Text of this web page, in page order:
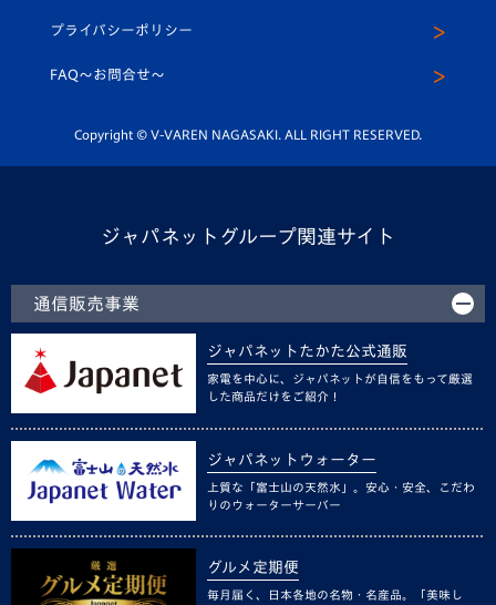
平和祈念活動
ホームタウン活動
スクール
公式LINE＠
プライバシーポリシー
FAQ〜お問合せ〜
Copyright © V-VAREN NAGASAKI. ALL RIGHT RESERVED.
ジャパネットグループ関連サイト
通信販売事業
ジャパネットたかた公式通販
家電を中心に、ジャパネットが自信をもって厳選
した商品だけをご紹介！
ジャパネットウォーター
上質な「富士山の天然水」。安心・安全、こだわ
りのウォーターサーバー
グルメ定期便
毎月届く、日本各地の名物・名産品。「美味し